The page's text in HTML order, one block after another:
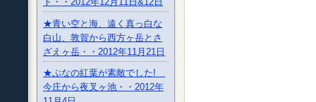
★青い空と海、遠く真っ白な
白山、敦賀から西方ヶ岳とさ
ざえヶ岳・・2012年11月21日
★ぶなの紅葉が素敵でした!
今庄から夜叉ヶ池・・2012年